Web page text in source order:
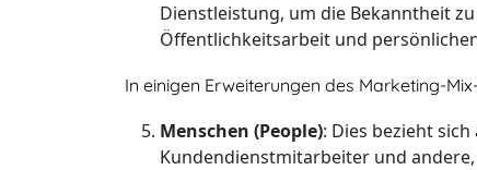
Dienstleistung, um die Bekanntheit
Öffentlichkeitsarbeit und
In einigen Erweiterungen des Marketing-
Menschen (People): Dies bezieht
Kundendienstmitarbeiter und